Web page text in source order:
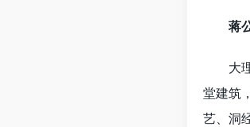
蒋
大理
堂建筑
艺、洞